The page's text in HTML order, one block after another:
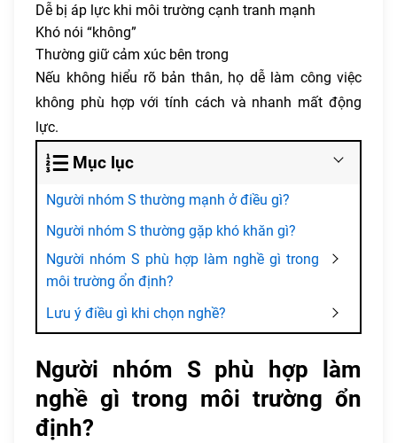
Dễ bị áp lực khi môi trường cạnh tranh mạnh
Khó nói “không”
Thường giữ cảm xúc bên trong
Nếu không hiểu rõ bản thân, họ dễ làm công việc
không phù hợp với tính cách và nhanh mất động
lực.
Mục lục
Người nhóm S thường mạnh ở điều gì?
Người nhóm S thường gặp khó khăn gì?
Người nhóm S phù hợp làm nghề gì trong
môi trường ổn định?
Lưu ý điều gì khi chọn nghề?
Người nhóm S phù hợp làm
nghề gì trong môi trường ổn
định?